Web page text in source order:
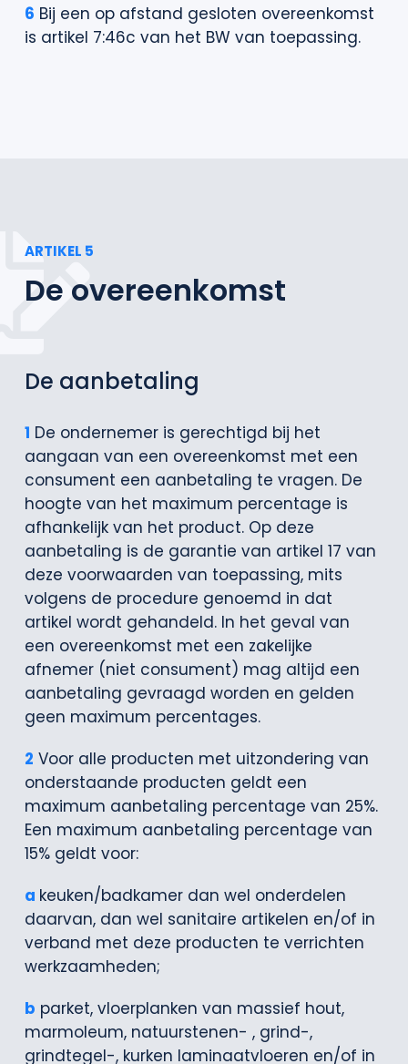
6 Bij een op afstand gesloten overeenkomst
is artikel 7:46c van het BW van toepassing.
ARTIKEL 5
De overeenkomst
De aanbetaling
1 De ondernemer is gerechtigd bij het
aangaan van een overeenkomst met een
consument een aanbetaling te vragen. De
hoogte van het maximum percentage is
afhankelijk van het product. Op deze
aanbetaling is de garantie van artikel 17 van
deze voorwaarden van toepassing, mits
volgens de procedure genoemd in dat
artikel wordt gehandeld. In het geval van
een overeenkomst met een zakelijke
afnemer (niet consument) mag altijd een
aanbetaling gevraagd worden en gelden
geen maximum percentages.
2 Voor alle producten met uitzondering van
onderstaande producten geldt een
maximum aanbetaling percentage van 25%.
Een maximum aanbetaling percentage van
15% geldt voor:
a keuken/badkamer dan wel onderdelen
daarvan, dan wel sanitaire artikelen en/of in
verband met deze producten te verrichten
werkzaamheden;
b parket, vloerplanken van massief hout,
marmoleum, natuurstenen- , grind-,
grindtegel-, kurken laminaatvloeren en/of in